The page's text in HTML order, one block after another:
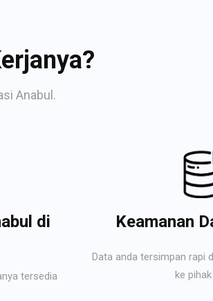
Anabul.
di
tersedia
Keamanan
Data anda tersimpan rapi
ke